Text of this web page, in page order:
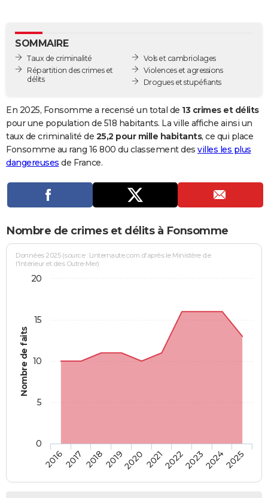
GUIDES D'ACHAT
BONS PLANS
Carte de Noël
Carte Bonne année
Carte Saint-Valentin
Carte Pâques
Carte d'anniversaire
DICTIONNAIRE
Dictionnaire
Biographies
Citations
Expressions
Proverbes
PROGRAMME TV
COPAINS D'AVANT
S'inscrire
Se connecter
Lycées
Collèges
Primaires
Universités
Entreprises
Service militaire
Avis de recherche
AVIS DE DÉCÈS
FORUM
Bricolage
Lifestyle
Culture
Sport
Auto
Television
Voyage
Cinema
SOMMAIRE
Taux de criminalité
Répartition des crimes et
délits
Vols et cambriolages
Violences et agressions
Drogues et stupéfiants
En 2025, Fonsomme a recensé un total de 13 crimes et délits
pour une population de 518 habitants. La ville affiche ainsi un
taux de criminalité de 25,2 pour mille habitants, ce qui place
Fonsomme au rang 16 800 du classement des villes les plus
dangereuses de France.
Nombre de crimes et délits à Fonsomme
Nombre de faits
Données 2025 (source : Linternaute.com d'après le Ministère de
l'Intérieur et des Outre-Mer)
20162017 20182019202020212022202320242025
0
5
10
15
20